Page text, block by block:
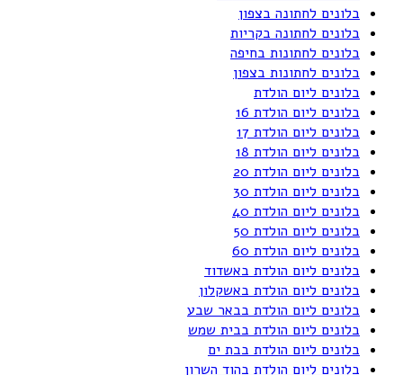
בלונים לחתונה בצפון
בלונים לחתונה בקריות
בלונים לחתונות בחיפה
בלונים לחתונות בצפון
בלונים ליום הולדת
בלונים ליום הולדת 16
בלונים ליום הולדת 17
בלונים ליום הולדת 18
בלונים ליום הולדת 20
בלונים ליום הולדת 30
בלונים ליום הולדת 40
בלונים ליום הולדת 50
בלונים ליום הולדת 60
בלונים ליום הולדת באשדוד
בלונים ליום הולדת באשקלון
בלונים ליום הולדת בבאר שבע
בלונים ליום הולדת בבית שמש
בלונים ליום הולדת בבת ים
בלונים ליום הולדת בהוד השרון